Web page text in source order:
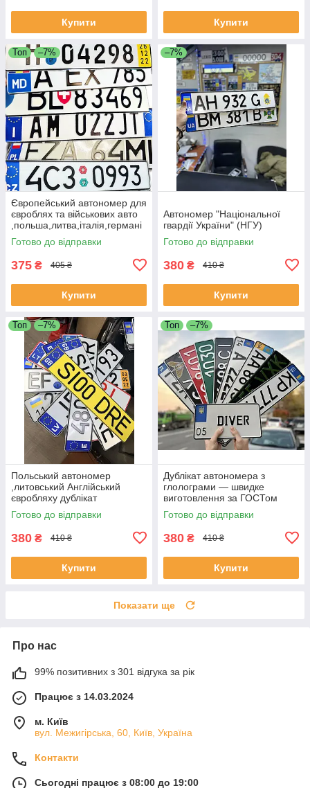
Купити Купити
Топ –7%
Європейський автономер для
євроблях та військових авто
,польша,литва,італія,германі
я
Готово до відправки
375 ₴ 405 ₴
Купити
–7%
Автономер "Національної
гвардії України" (НГУ)
Готово до відправки
380 ₴ 410 ₴
Купити
Топ –7%
Польський автономер
,литовський Англійський
євробляху дублікат
Готово до відправки
380 ₴ 410 ₴
Купити
Топ –7%
Дублікат автономера з
глолограми — швидке
виготовлення за ГОСТом
Готово до відправки
380 ₴ 410 ₴
Купити
Показати ще
Про нас
99% позитивних з 301 відгука за рік
Працює з 14.03.2024
м. Київ
вул. Межигірська, 60, Київ, Україна
Контакти
Сьогодні працює з 08:00 до 19:00